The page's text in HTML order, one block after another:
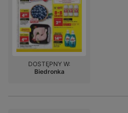
DOSTĘPNY W:
Biedronka